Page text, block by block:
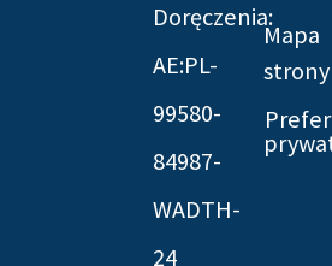
Doręczenia:
AE:PL-
99580-
84987-
WADTH-
24
Mapa
strony